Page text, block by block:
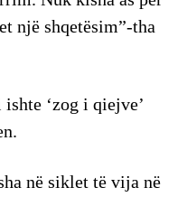
një shqetësim”-tha
‘zog i qiejve’
në siklet të vija në